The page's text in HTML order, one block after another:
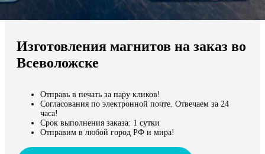
Мы доставляем по всему миру
Продолжить без города
Изготовления магнитов на заказ во
Всеволожске
Отправь в печать за пару кликов!
Согласования по электронной почте. Отвечаем за 24
часа!
Срок выполнения заказа: 1 сутки
Отправим в любой город РФ и мира!